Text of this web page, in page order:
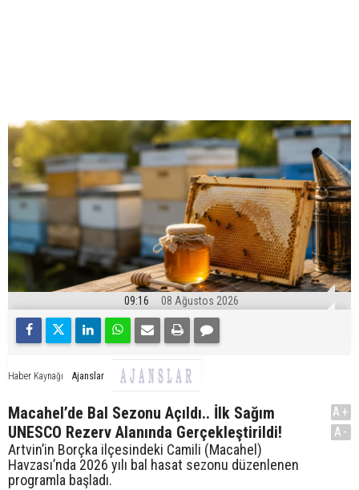
09:16 08 Ağustos 2026
Haber Kaynağı Ajanslar
Macahel’de Bal Sezonu Açıldı.. İlk Sağım
UNESCO Rezerv Alanında Gerçekleştirildi!
Artvin’in Borçka ilçesindeki Camili (Macahel)
Havzası’nda 2026 yılı bal hasat sezonu düzenlenen
programla başladı.
A+
A-